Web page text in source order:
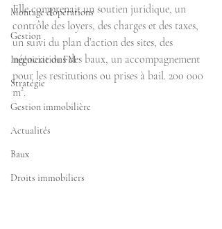
Montage d'opérations
Gestion
Ingénierie du FM
Stratégie
Gestion immobilière
Actualités
Baux
Droits immobiliers
Elle comprenait un soutien juridique, un
contrôle des loyers, des charges et des taxes,
un suivi du plan d’action des sites, des
négociations des baux, un accompagnement
pour les restitutions ou prises à bail. 200 000
m².